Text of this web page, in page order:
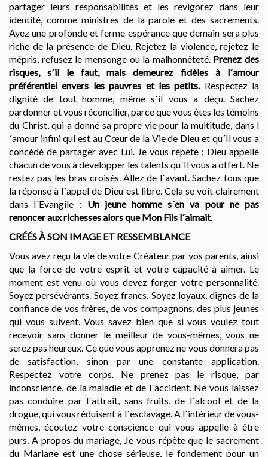
partager leurs responsabilités et les revigorez dans leur
identité, comme ministres de la parole et des sacrements.
Ayez une profonde et ferme espérance que demain sera plus
riche de la présence de Dieu. Rejetez la violence, rejetez le
mépris, refusez le mensonge ou la malhonnêteté. Prenez des
risques, s´il le faut, mais demeurez fidèles à l´amour
préférentiel envers les pauvres et les petits.Respectez la
dignité de tout homme, même s´il vous a déçu. Sachez
pardonner et vous réconcilier, parce que vous êtes les témoins
du Christ, qui a donné sa propre vie pour la multitude, dans l
´amour infini qui est au Cœur de la Vie de Dieu et qu´Il vous a
concédé de partager avec Lui. Je vous répète : Dieu appelle
chacun de vous à développer les talents qu´Il vous a offert. Ne
restez pas les bras croisés. Allez de l´avant. Sachez tous que
la réponse à l´appel de Dieu est libre. Cela se voit clairement
dans l´Evangile : Un jeune homme s´en va pour ne pas
renoncer aux richesses alors que Mon Fils l´aimait.
CRÉÉS À SON IMAGE ET RESSEMBLANCE
Vous avez reçu la vie de votre Créateur par vos parents, ainsi
que la force de votre esprit et votre capacité à aimer. Le
moment est venu où vous devez forger votre personnalité.
Soyez persévérants. Soyez francs. Soyez loyaux, dignes de la
confiance de vos frères, de vos compagnons, des plus jeunes
qui vous suivent. Vous savez bien que si vous voulez tout
recevoir sans donner le meilleur de vous-mêmes, vous ne
serez pas heureux. Ce que vous apprenez ne vous donnera pas
de satisfaction, sinon par une constante application.
Respectez votre corps. Ne prenez pas le risque, par
inconscience, de la maladie et de l´accident. Ne vous laissez
pas conduire par l´attrait, sans fruits, de l´alcool et de la
drogue, qui vous réduisent à l´esclavage. A l´intérieur de vous-
mêmes, écoutez votre conscience qui vous appelle à être
purs. A propos du mariage, Je vous répète que le sacrement
du Mariage est une chose sérieuse, le fondement pour un